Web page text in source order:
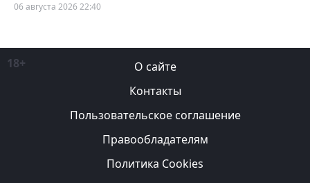
06 августа 2026 22:40
18+
О сайте
Контакты
Пользовательское соглашение
Правообладателям
Политика Cookies